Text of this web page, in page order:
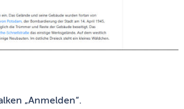
„Anmelden“.